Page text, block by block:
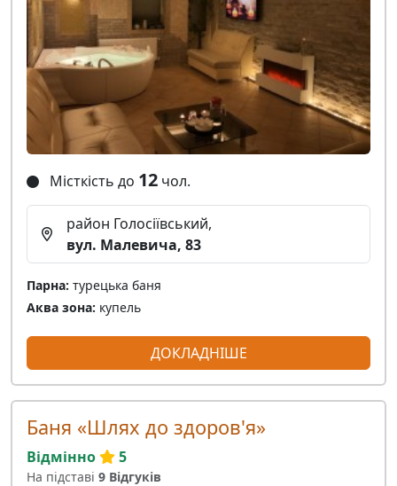
Місткість до 12 чол.
район Голосіївський,
вул. Малевича, 83
Парна: турецька баня
Аква зона: купель
ДОКЛАДНІШЕ
Баня «Шлях до здоров'я»
Відмінно 5
На підставі 9 Відгуків